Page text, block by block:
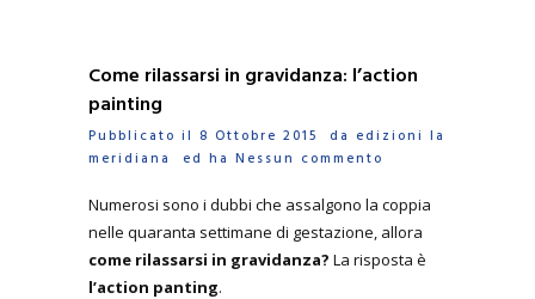
Come rilassarsi in gravidanza: l’action
painting
Pubblicato il 8 Ottobre 2015 da edizioni la
meridiana
ed ha Nessun commento
Numerosi sono i dubbi che assalgono la coppia
nelle quaranta settimane di gestazione, allora
come rilassarsi in gravidanza? La risposta è
l’action panting.